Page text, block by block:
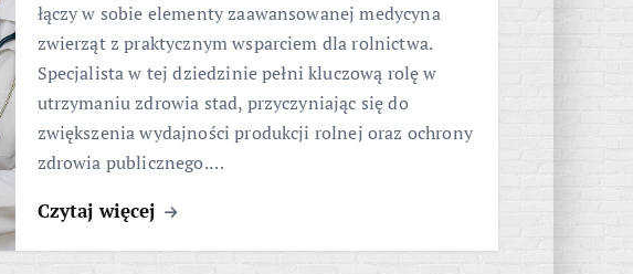
łączy w sobie elementy zaawansowanej medycyna
zwierząt z praktycznym wsparciem dla rolnictwa.
Specjalista w tej dziedzinie pełni kluczową rolę w
utrzymaniu zdrowia stad, przyczyniając się do
zwiększenia wydajności produkcji rolnej oraz ochrony
zdrowia publicznego.…
Czytaj więcej